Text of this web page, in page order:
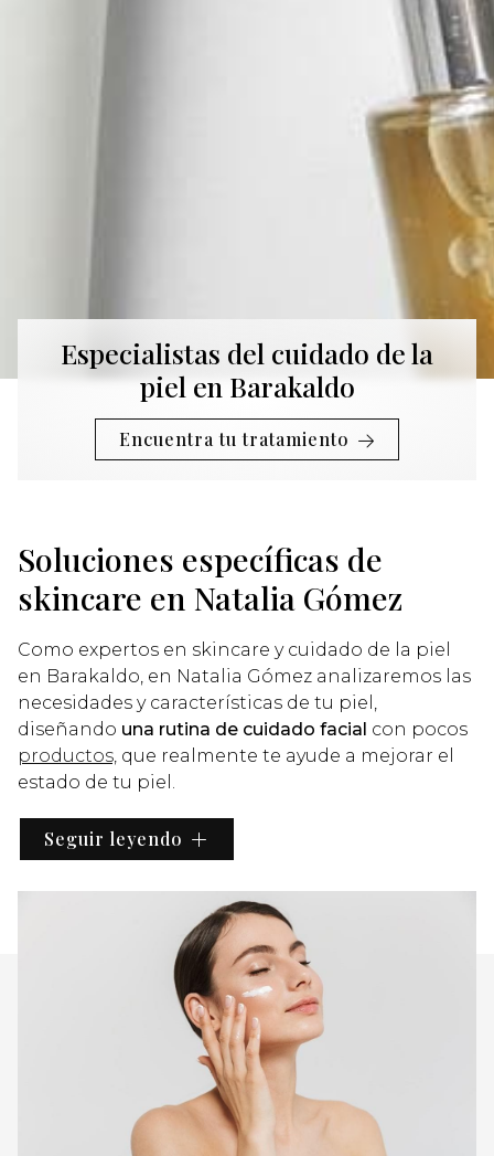
Especialistas del cuidado de la
piel en Barakaldo
Encuentra tu tratamiento
Soluciones específicas de
skincare en Natalia Gómez
Como expertos en skincare y cuidado de la piel
en Barakaldo, en Natalia Gómez analizaremos las
necesidades y características de tu piel,
diseñando una rutina de cuidado facial con pocos
productos, que realmente te ayude a mejorar el
estado de tu piel.
Te ofrecemos un
asesoramiento totalmente
personalizadopara que encuentres justo lo que
nuestro centro de estética en Barakaldo, te
damos la opción decontratarnuestro
asesoramiento online.
Seguir leyendo